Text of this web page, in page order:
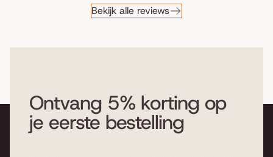
Bekijk alle reviews
Ontvang 5% korting op
je eerste bestelling